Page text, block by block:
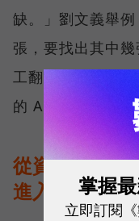
缺。」劉文義舉
張，要找出其中
工翻找。此時，
的 AI 工具，會從
從資料治理到
進入企業工作
掌握
立即訂閱